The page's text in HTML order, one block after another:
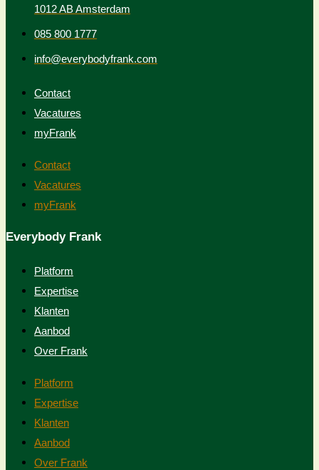
1012 AB Amsterdam
085 800 1777
info@everybodyfrank.com
Contact
Vacatures
myFrank
Contact
Vacatures
myFrank
Everybody Frank
Platform
Expertise
Klanten
Aanbod
Over Frank
Platform
Expertise
Klanten
Aanbod
Over Frank